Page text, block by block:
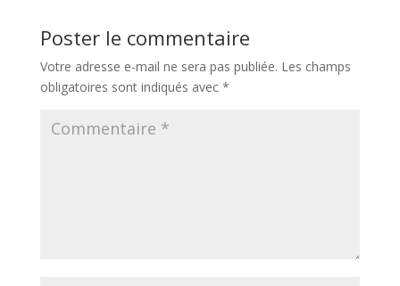
Poster le commentaire
Votre adresse e-mail ne sera pas publiée. Les champs
obligatoires sont indiqués avec *